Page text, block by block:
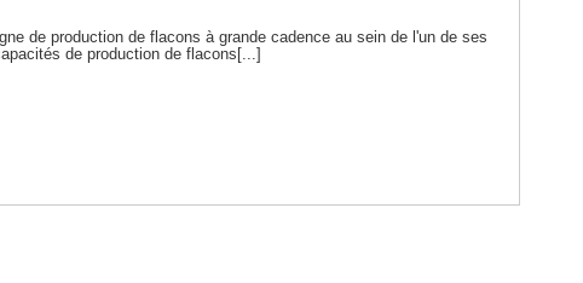
de production de flacons à grande cadence au sein de l'un de ses
de production de flacons[...]